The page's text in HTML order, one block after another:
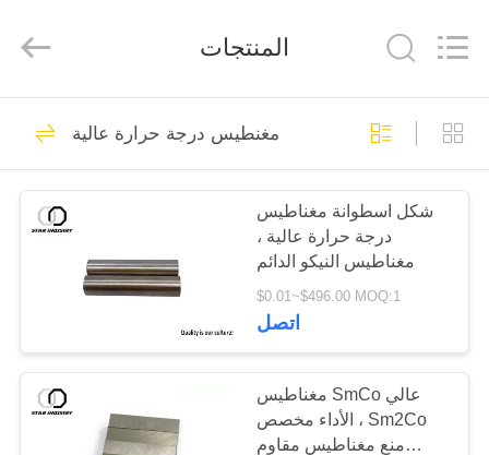
منزل،
بيت
منتجات
معلومات
جولة
2020
Reserved.
تجميع المغناطيس
اقوى مغناطيس
26
المنتجات
مغنطيس درجة حرارة عالية
شكل اسطوانة مغناطيس
درجة حرارة عالية ،
مغناطيس النيكو الدائم
$0.01~$496.00 MOQ:1
اتصل
مغناطيس SmCo عالي
الأداء مخصص ، Sm2Co
منع مغناطيس مقاوم